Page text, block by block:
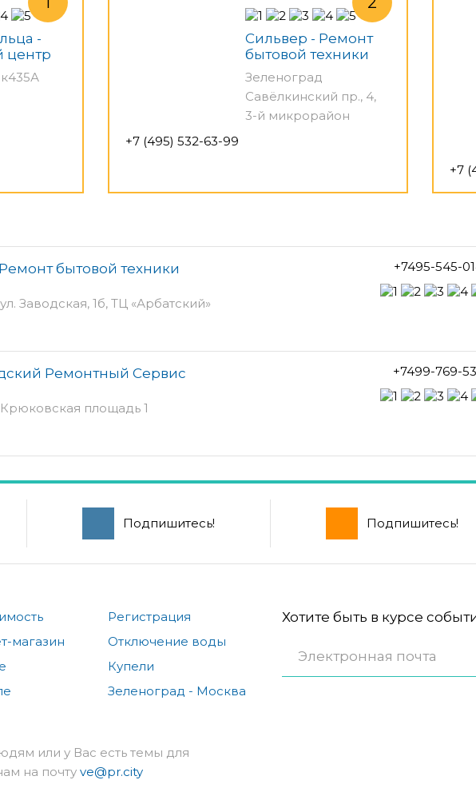
-
центр
Сильвер - Ремонт
бытовой техники
Зеленоград
Савёлкинский пр., 4,
3-й микрорайон
+7 (495) 532-63-99
+7
бытовой техники
Заводская, 1б, ТЦ «Арбатский»
+7495-545-
Ремонтный Сервис
площадь 1
+7499-769-
Подпишитесь! Подпишитесь!
магазин
Регистрация
Отключение воды
Купели
Зеленоград - Москва
Хотите быть в курсе
или у Вас есть темы для
на почту ve@pr.city